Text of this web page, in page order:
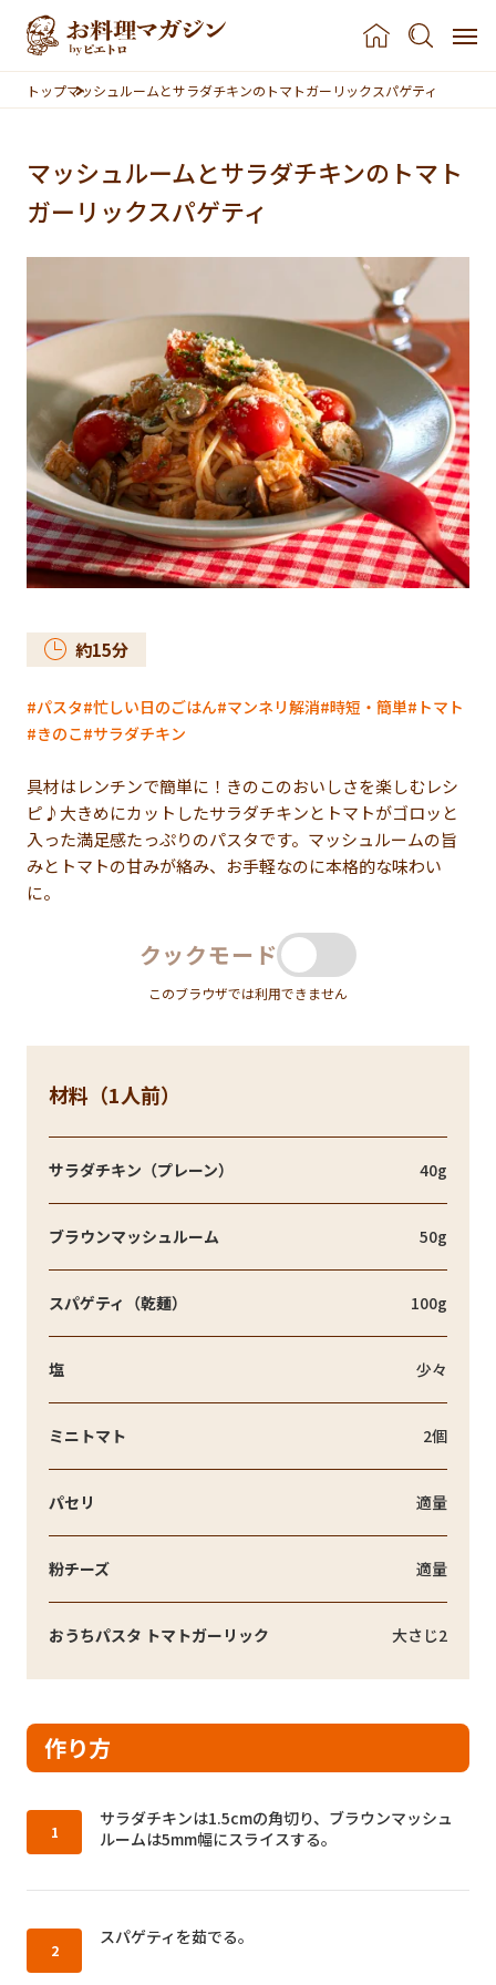
本文へスキップ
トップマッシュルームとサラダチキンのトマトガーリックスパゲティ
マッシュルームとサラダチキンのトマト
ガーリックスパゲティ
約15分
パスタ 忙しい日のごはん マンネリ解消 時短・簡単
トマト
きのこ サラダチキン
具材はレンチンで簡単に！きのこのおいしさを楽しむレシ
ピ♪大きめにカットしたサラダチキンとトマトがゴロッと
入った満足感たっぷりのパスタです。マッシュルームの旨
みとトマトの甘みが絡み、お手軽なのに本格的な味わい
に。
クックモード
このブラウザでは利用できません
材料（1人前）
サラダチキン（プレーン） 40g
ブラウンマッシュルーム 50g
スパゲティ（乾麺） 100g
塩 少々
ミニトマト 2個
パセリ 適量
粉チーズ 適量
おうちパスタ トマトガーリック 大さじ2
作り方
作り方1：
サラダチキンは1.5cmの角切り、ブラウンマッシュ
ルームは5mm幅にスライスする。
作り方2：
スパゲティを茹でる。